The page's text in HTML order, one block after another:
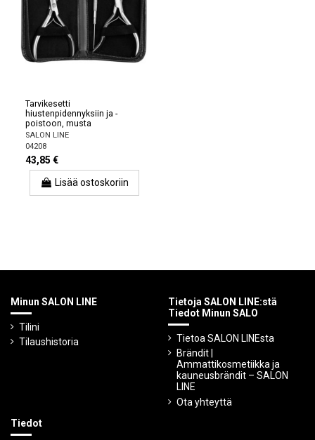
Tarvikesetti
hiustenpidennyksiin ja -
poistoon, musta
SALON LINE
04208
43,85 €
Lisää ostoskoriin
Minun SALON LINE
Tilini
Tilaushistoria
Tietoja SALON LINE:stä
Tiedot Minun SALO
Tietoa SALON LINEsta
Brändit |
Ammattikosmetiikka ja
kauneusbrändit – SALON
LINE
Ota yhteyttä
Tiedot